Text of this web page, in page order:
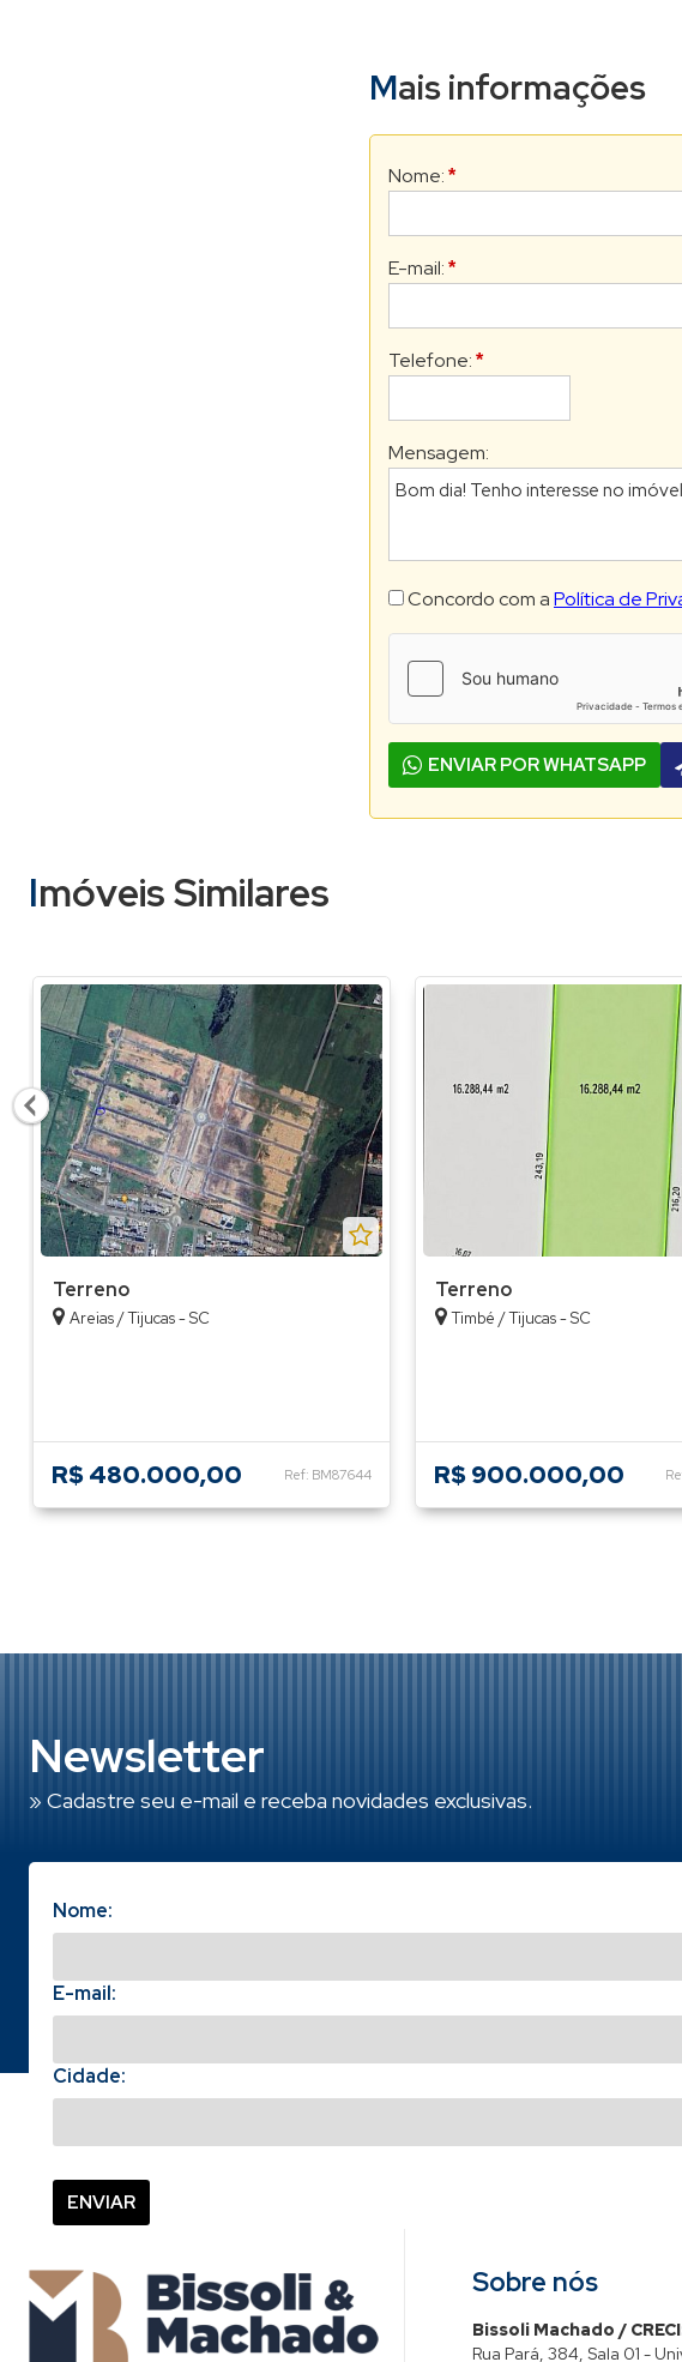
Mais informações
Nome: *
E-mail: *
Telefone: *
Mensagem:
Concordo com aPolítica de
ENVIAR POR WHATSAPP
Imóveis Similares
Ref: BM87644
Terreno
Areias / Tijucas - SC
R$ 480.000,00
Terreno
Timbé / Tijucas - SC
R$ 900.000,00
Newsletter
» Cadastre seu e-mail e receba novidades exclusivas.
Nome:
E-mail:
Cidade:
Sobre nós
Bissoli Machado /
Rua Pará, 384, Sala 01 -